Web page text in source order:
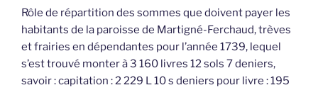
Rôle de répartition des sommes que doivent payer les
habitants de la paroisse de Martigné-Ferchaud, trèves
et frairies en dépendantes pour l’année 1739, lequel
s’est trouvé monter à 3 160 livres 12 sols 7 deniers,
savoir : capitation : 2 229 L 10 s deniers pour livre : 195